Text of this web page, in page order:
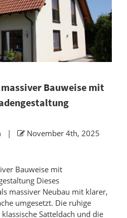
Bauweise mit
|
November 4th, 2025
Bauweise mit
Dieses
massiver Neubau mit klarer,
umgesetzt. Die ruhige
Satteldach und die